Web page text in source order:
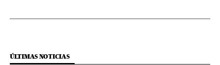
ÚLTIMAS NOTICIAS